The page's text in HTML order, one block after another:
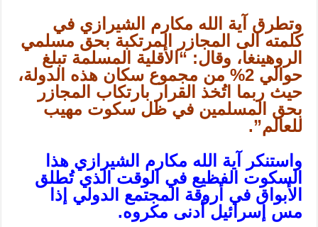
وتطرق آية الله مكارم الشيرازي في
كلمته الى المجازر المرتكبة بحق مسلمي
الروهينغا، وقال: “الأقلية المسلمة تبلغ
حوالي 2% من مجموع سكان هذه الدولة،
حيث ربما اتُخذ القرار بارتكاب المجازر
بحق المسلمين في ظل سكوت مهيب
للعالم”.
واستنكر آية الله مكارم الشيرازي هذا
السكوت الفظيع في الوقت الذي تُطلق
الأبواق في أروقة المجتمع الدولي إذا
مس إسرائيل أدنى مكروه.